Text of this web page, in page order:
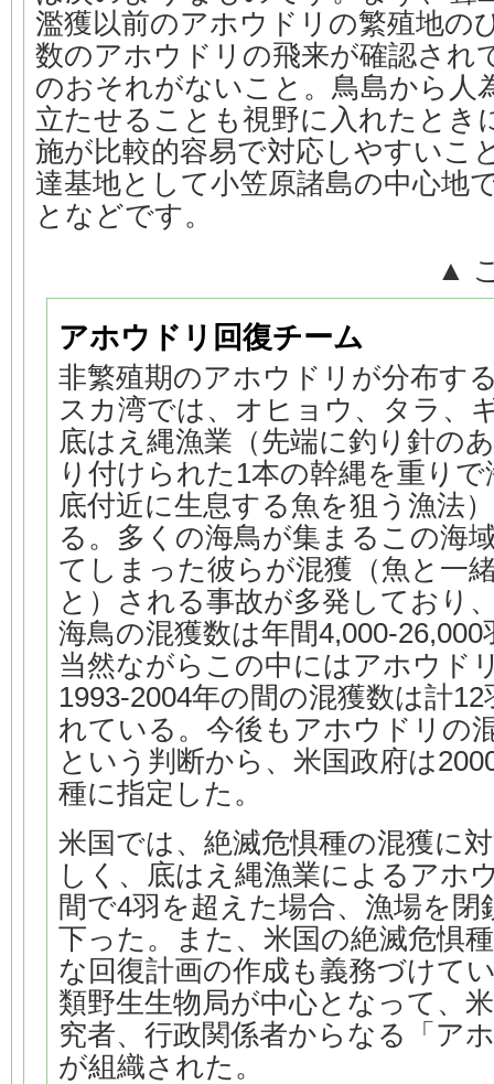
濫獲以前のアホウドリの繁殖地の
数のアホウドリの飛来が確認され
のおそれがないこと。鳥島から人
立たせることも視野に入れたとき
施が比較的容易で対応しやすいこ
達基地として小笠原諸島の中心地
となどです。
▲
アホウドリ回復チーム
非繁殖期のアホウドリが分布す
スカ湾では、オヒョウ、タラ、
底はえ縄漁業（先端に釣り針の
り付けられた1本の幹縄を重り
底付近に生息する魚を狙う漁法
る。多くの海鳥が集まるこの海
てしまった彼らが混獲（魚と一
と）される事故が多発しており
海鳥の混獲数は年間4,000-
当然ながらこの中にはアホウド
1993-2004年の間の混獲数は計
れている。今後もアホウドリの
という判断から、米国政府は
種に指定した。
米国では、絶滅危惧種の混獲に
しく、底はえ縄漁業によるアホ
間で4羽を超えた場合、漁場を
下った。また、米国の絶滅危惧
な回復計画の作成も義務づけて
類野生生物局が中心となって、
究者、行政関係者からなる「ア
が組織された。